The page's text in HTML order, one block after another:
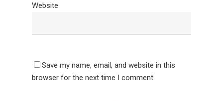
Website
Save my name, email, and website in this
browser for the next time I comment.